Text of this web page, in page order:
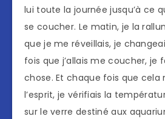
lui toute la journée jusqu’à ce
se coucher. Le matin, je la
que je me réveillais, je
fois que j’allais me coucher, je
chose. Et chaque fois que cela
l’esprit, je vérifiais la
sur le verre destiné aux